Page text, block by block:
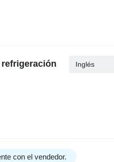
Inglés
con el vendedor.